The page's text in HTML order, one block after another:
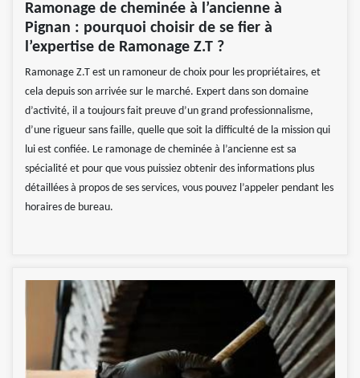
Ramonage de cheminée à l’ancienne à
Pignan : pourquoi choisir de se fier à
l’expertise de Ramonage Z.T ?
Ramonage Z.T est un ramoneur de choix pour les propriétaires, et
cela depuis son arrivée sur le marché. Expert dans son domaine
d’activité, il a toujours fait preuve d’un grand professionnalisme,
d’une rigueur sans faille, quelle que soit la difficulté de la mission qui
lui est confiée. Le ramonage de cheminée à l’ancienne est sa
spécialité et pour que vous puissiez obtenir des informations plus
détaillées à propos de ses services, vous pouvez l’appeler pendant les
horaires de bureau.